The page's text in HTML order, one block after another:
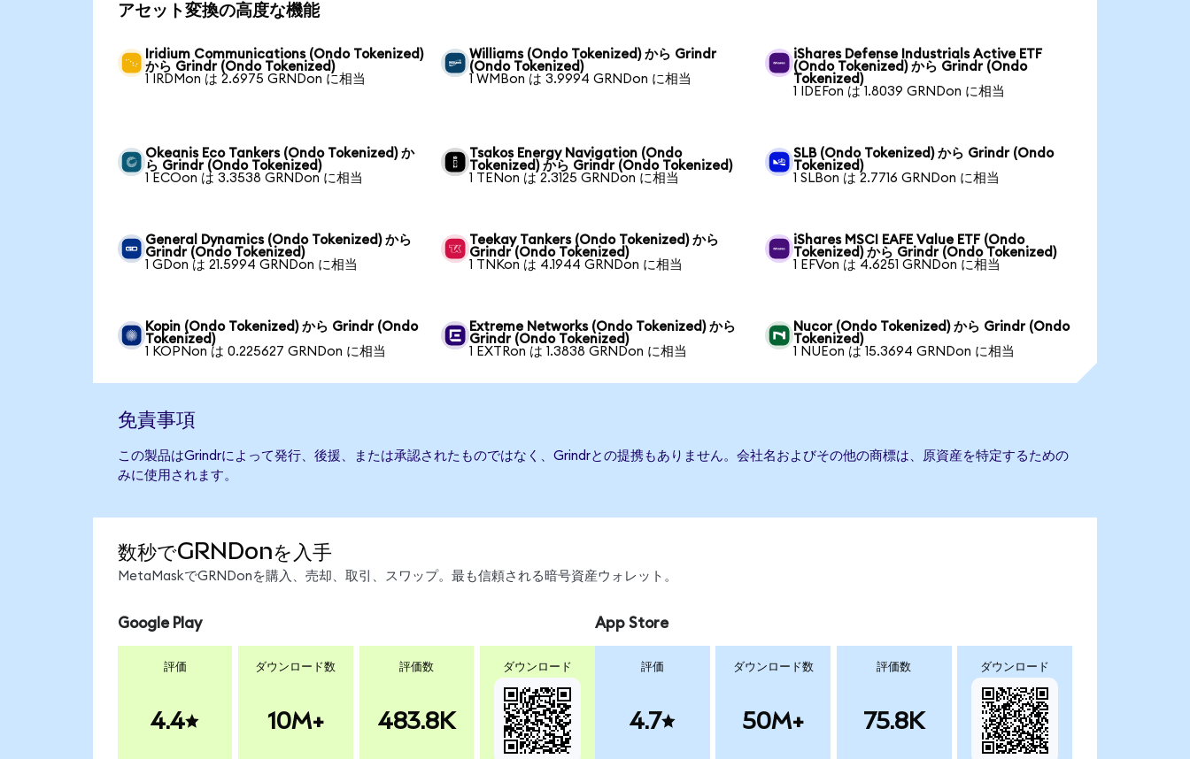
アセット変換の高度な機能
Iridium Communications (Ondo Tokenized)
から Grindr (Ondo Tokenized)
1 IRDMon は 2.6975 GRNDon に相当
Williams (Ondo Tokenized) から Grindr
(Ondo Tokenized)
1 WMBon は 3.9994 GRNDon に相当
iShares Defense Industrials Active ETF
(Ondo Tokenized) から Grindr (Ondo
Tokenized)
1 IDEFon は 1.8039 GRNDon に相当
Okeanis Eco Tankers (Ondo Tokenized) か
ら Grindr (Ondo Tokenized)
1 ECOon は 3.3538 GRNDon に相当
Tsakos Energy Navigation (Ondo
Tokenized) から Grindr (Ondo Tokenized)
1 TENon は 2.3125 GRNDon に相当
SLB (Ondo Tokenized) から Grindr (Ondo
Tokenized)
1 SLBon は 2.7716 GRNDon に相当
General Dynamics (Ondo Tokenized) から
Grindr (Ondo Tokenized)
1 GDon は 21.5994 GRNDon に相当
Teekay Tankers (Ondo Tokenized) から
Grindr (Ondo Tokenized)
1 TNKon は 4.1944 GRNDon に相当
iShares MSCI EAFE Value ETF (Ondo
Tokenized) から Grindr (Ondo Tokenized)
1 EFVon は 4.6251 GRNDon に相当
Kopin (Ondo Tokenized) から Grindr (Ondo
Tokenized)
1 KOPNon は 0.225627 GRNDon に相当
Extreme Networks (Ondo Tokenized) から
Grindr (Ondo Tokenized)
1 EXTRon は 1.3838 GRNDon に相当
Nucor (Ondo Tokenized) から Grindr (Ondo
Tokenized)
1 NUEon は 15.3694 GRNDon に相当
免責事項
この製品はGrindrによって発行、後援、または承認されたものではなく、Grindrとの提携もありません。会社名およびその他の商標は、原資産を特定するための
みに使用されます。
数秒でGRNDonを入手
MetaMaskでGRNDonを購入、売却、取引、スワップ。最も信頼される暗号資産ウォレット。
Google Play
評価
4.4
ダウンロード数
10M+
評価数
483.8K
ダウンロード
App Store
評価
4.7
ダウンロード数
50M+
評価数
75.8K
ダウンロード